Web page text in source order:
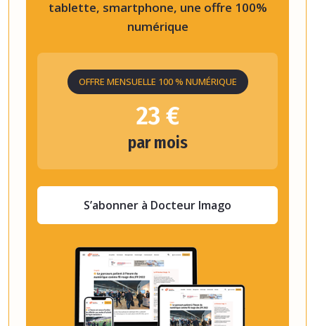
tablette, smartphone, une offre 100%
numérique
OFFRE MENSUELLE 100 % NUMÉRIQUE
23 €
par mois
S’abonner à Docteur Imago